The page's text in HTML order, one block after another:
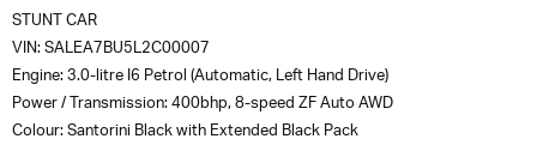
STUNT CAR
VIN: SALEA7BU5L2C00007
Engine: 3.0-litre I6 Petrol (Automatic, Left Hand Drive)
Power / Transmission: 400bhp, 8-speed ZF Auto AWD
Colour: Santorini Black with Extended Black Pack